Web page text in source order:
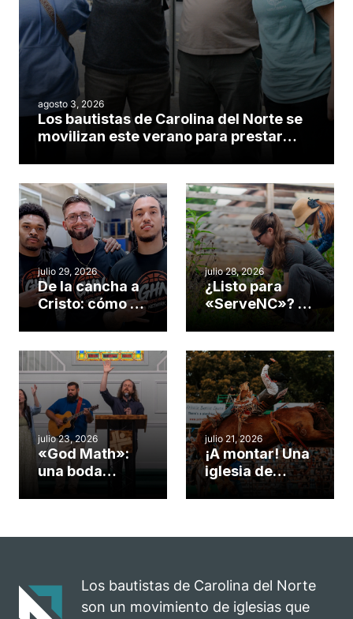
agosto 3, 2026
Los bautistas de Carolina del Norte se
movilizan este verano para prestar
julio 29, 2026
De la cancha a
Cristo: cómo el
gimnasio de
Cary se
convirtió en un
insólito campo
misionero te
cuento
julio 28, 2026
¿Listo para
«ServeNC»? 4
obra de Dios
durante la
Semana
ServeNC
julio 23, 2026
«God Math»:
una boda
celebra el
julio 21, 2026
¡A montar! Una
iglesia de
rodeo anual en
para el
ministerio
Los bautistas de Carolina del Norte
son un movimiento de iglesias que